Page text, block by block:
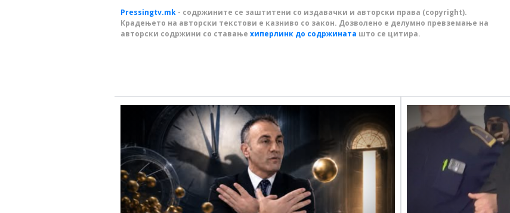
Pressingtv.mk - содржините се заштитени со издавачки и авторски права (copyright).
Крадењето на авторски текстови е казниво со закон. Дозволено е делумно превземање на
авторски содржини со ставање хиперлинк до содржината што се цитира.